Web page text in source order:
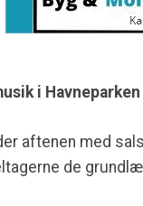
i Havneparken
aftenen med
de